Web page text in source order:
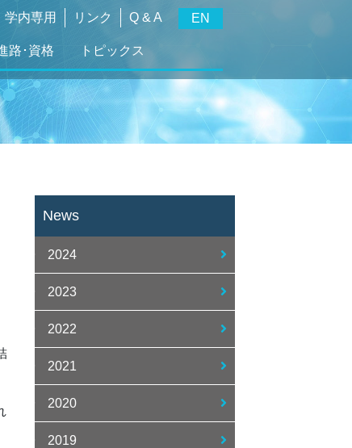
EN
Q & A
リンク
学内専用
路･資格 トピックス
News
2024
2023
2022
2021
2020
2019